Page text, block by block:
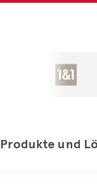
Produkte und